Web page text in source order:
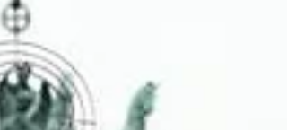
prescreve a proibição do uso,
produção e estocagem do armamento.